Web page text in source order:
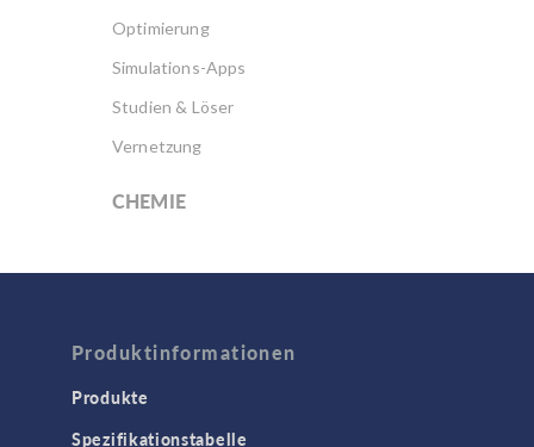
Optimierung
Simulations-Apps
Studien & Löser
Vernetzung
CHEMIE
Brennstoffzellen & Elektrolyseure
Korrosion und Korrosionsschutz
Verfahrenstechnik
Produktinformationen
Produkte
Spezifikationstabelle